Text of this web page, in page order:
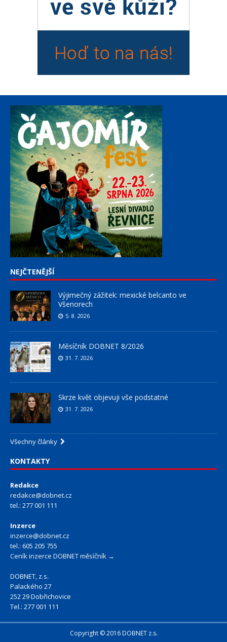
NEJČTENĚJŠÍ
Výjimečný zážitek: mexické belcanto ve
Všenorech
5. 8. 2026
Měsíčník DOBNET 8/2026
31. 7. 2026
Skrze květ objevuji vše podstatné
31. 7. 2026
Všechny články
KONTAKTY
Redakce
redakce@dobnet.cz
tel.: 277 001 111
Inzerce
inzerce@dobnet.cz
tel.: 605 205 755
Ceník inzerce DOBNET měsíčník →
DOBNET, z.s.
Palackého 27
252 29 Dobřichovice
Tel.: 277 001 111
Copyright © 2016 DOBNET z.s.